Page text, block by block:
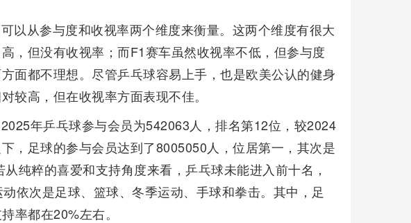
以从参与度和收视率两个维度来衡量。这两个维度有很大
，但没有收视率；而F1赛车虽然收视率不低，但参与度
面都不理想。尽管乒乓球容易上手，也是欧美公认的健身
较高，但在收视率方面表现不佳。
年乒乓球参与会员为542063人，排名第12位，较2024
，足球的参与会员达到了8005050人，位居第一，其次是
纯粹的喜爱和支持角度来看，乒乓球未能进入前十名，
依次是足球、篮球、冬季运动、手球和拳击。其中，足
率都在20%左右。